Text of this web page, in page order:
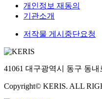
개인정보 재동의
기관소개
저작물 게시중단요청
41061 대구광역시 동구 동
Copyright© KERIS. ALL